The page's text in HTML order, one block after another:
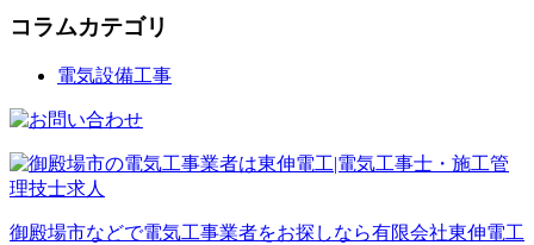
コラムカテゴリ
電気設備工事
御殿場市などで電気工事業者をお探しなら有限会社東伸電工